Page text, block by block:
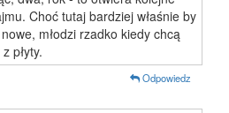
Choć tutaj bardziej właśnie by
młodzi rzadko kiedy chcą
płyty.
Odpowiedz